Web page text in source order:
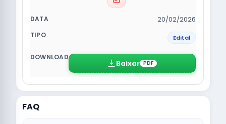
20/02/2026
Edital
Baixar PDF
FAQ